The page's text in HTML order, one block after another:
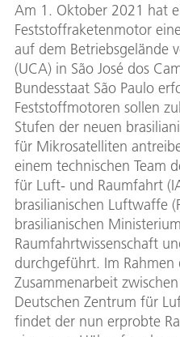
Am 1. Oktober 2021 hat
Feststoffraketenmotor
auf dem Betriebsgelände
(UCA) in São José dos
Bundesstaat São Paulo
Feststoffmotoren sollen
Stufen der neuen
für Mikrosatelliten
einem technischen Team
für Luft- und Raumfahrt
brasilianischen Luftwaffe
brasilianischen
Raumfahrtwissenschaft
durchgeführt. Im Rahmen
Zusammenarbeit
Deutschen Zentrum für
findet der nun erprobte